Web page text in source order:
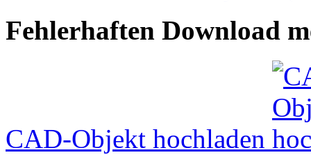
Fehlerhaften Download
CAD-Objekt hochladen